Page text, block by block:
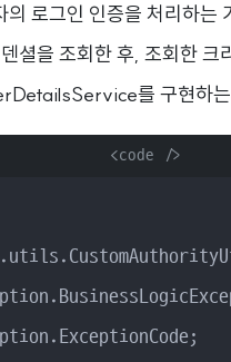
로그인 인증을 처리하는
셜을 조회한 후, 조회한
를 구현하
      <code />